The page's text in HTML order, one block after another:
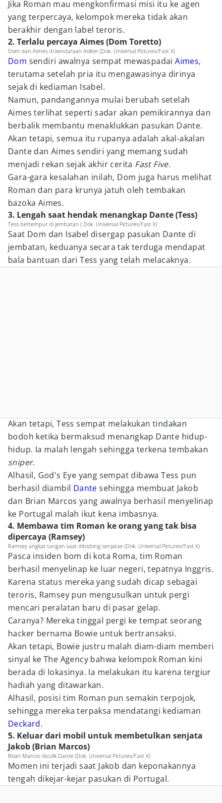
Jika Roman mau mengkonfirmasi misi itu ke agen
yang terpercaya, kelompok mereka tidak akan
berakhir dengan label teroris.
2. Terlalu percaya Aimes (Dom Toretto)
Dom dan Aimes di kendaraan militer (Dok. Universal Pictures/Fast X)
Dom sendiri awalnya sempat mewaspadai Aimes,
terutama setelah pria itu mengawasinya dirinya
sejak di kediaman Isabel.
Namun, pandangannya mulai berubah setelah
Aimes terlihat seperti sadar akan pemikirannya dan
berbalik membantu menaklukkan pasukan Dante.
Akan tetapi, semua itu rupanya adalah akal-akalan
Dante dan Aimes sendiri yang memang sudah
menjadi rekan sejak akhir cerita Fast Five.
Gara-gara kesalahan inilah, Dom juga harus melihat
Roman dan para krunya jatuh oleh tembakan
bazoka Aimes.
3. Lengah saat hendak menangkap Dante (Tess)
Tess bertempur di jembatan ( Dok. Universal Pictures/Fast X)
Saat Dom dan Isabel disergap pasukan Dante di
jembatan, keduanya secara tak terduga mendapat
bala bantuan dari Tess yang telah melacaknya.
Akan tetapi, Tess sempat melakukan tindakan
bodoh ketika bermaksud menangkap Dante hidup-
hidup. Ia malah lengah sehingga terkena tembakan
sniper.
Alhasil, God's Eye yang sempat dibawa Tess pun
berhasil diambil Dante sehingga membuat Jakob
dan Brian Marcos yang awalnya berhasil menyelinap
ke Portugal malah ikut kena imbasnya.
4. Membawa tim Roman ke orang yang tak bisa
dipercaya (Ramsey)
Ramsey angkat tangan saat ditodong senjatae (Dok. Universal Pictures/Fast X)
Pasca insiden bom di kota Roma, tim Roman
berhasil menyelinap ke luar negeri, tepatnya Inggris.
Karena status mereka yang sudah dicap sebagai
teroris, Ramsey pun mengusulkan untuk pergi
mencari peralatan baru di pasar gelap.
Caranya? Mereka tinggal pergi ke tempat seorang
hacker bernama Bowie untuk bertransaksi.
Akan tetapi, Bowie justru malah diam-diam memberi
sinyal ke The Agency bahwa kelompok Roman kini
berada di lokasinya. Ia melakukan itu karena tergiur
hadiah yang ditawarkan.
Alhasil, posisi tim Roman pun semakin terpojok,
sehingga mereka terpaksa mendatangi kediaman
Deckard.
5. Keluar dari mobil untuk membetulkan senjata
Jakob (Brian Marcos)
Brian Marcos diculik Dante (Dok. Universal Pictures/Fast X)
Momen ini terjadi saat Jakob dan keponakannya
tengah dikejar-kejar pasukan di Portugal.